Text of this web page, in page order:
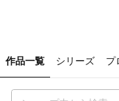
作品一覧 シリーズ プ